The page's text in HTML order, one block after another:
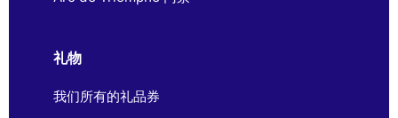
礼物
我们所有的礼品券